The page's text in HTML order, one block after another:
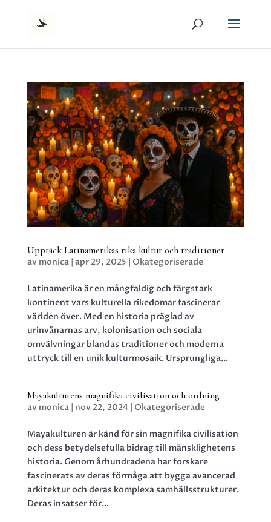
Upptäck Latinamerikas rika kultur och traditioner
av monica| apr 29, 2025 | Okategoriserade
Latinamerika är en mångfaldig och färgstark
kontinent vars kulturella rikedomar fascinerar
världen över. Med en historia präglad av
urinvånarnas arv, kolonisation och sociala
omvälvningar blandas traditioner och moderna
uttryck till en unik kulturmosaik. Ursprungliga...
Mayakulturens magnifika civilisation och ordning
av monica| nov 22, 2024| Okategoriserade
Mayakulturen är känd för sin magnifika civilisation
och dess betydelsefulla bidrag till mänsklighetens
historia. Genom århundradena har forskare
fascinerats av deras förmåga att bygga avancerad
arkitektur och deras komplexa samhällsstrukturer.
Deras insatser för...